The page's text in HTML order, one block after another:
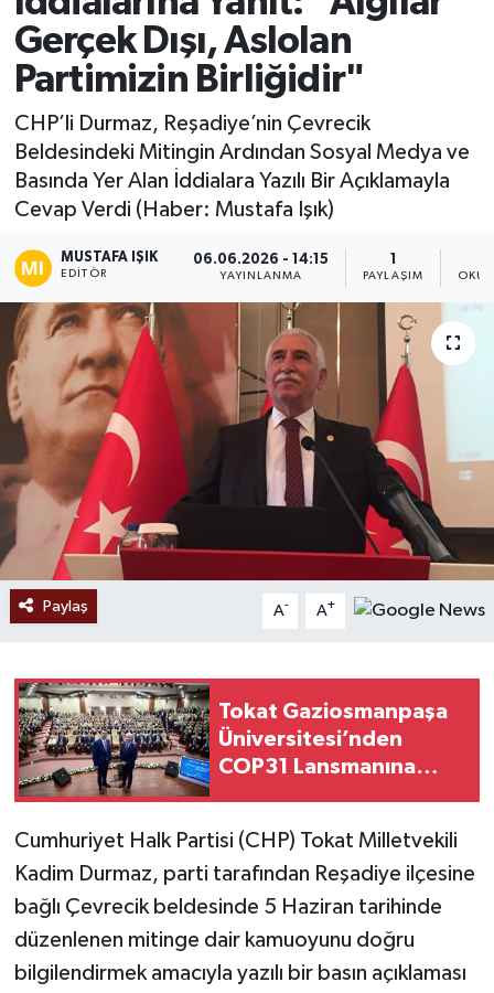
Gerçek Dışı, Aslolan
Partimizin Birliğidir"
CHP’li Durmaz, Reşadiye’nin Çevrecik
Beldesindeki Mitingin Ardından Sosyal Medya ve
Basında Yer Alan İddialara Yazılı Bir Açıklamayla
Cevap Verdi (Haber: Mustafa Işık)
MUSTAFA IŞIK
EDITÖR
06.06.2026 - 14:15
YAYINLANMA
1
PAYLAŞIM
Paylaş A- A+
Tokat Gaziosmanpaşa
Üniversitesi’nden
COP31 Lansmanına
Cumhuriyet Halk Partisi (CHP) Tokat Milletvekili
Kadim Durmaz, parti tarafından Reşadiye ilçesine
bağlı Çevrecik beldesinde 5 Haziran tarihinde
düzenlenen mitinge dair kamuoyunu doğru
bilgilendirmek amacıyla yazılı bir basın açıklaması
Ekonomi
Sağlık
Tokat Haber